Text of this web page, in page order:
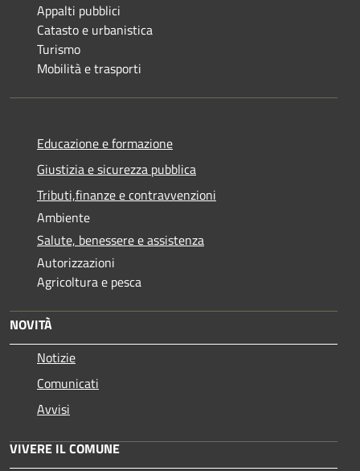
Appalti pubblici
Catasto e urbanistica
Turismo
Mobilità e trasporti
Educazione e formazione
Giustizia e sicurezza pubblica
Tributi,finanze e contravvenzioni
Ambiente
Salute, benessere e assistenza
Autorizzazioni
Agricoltura e pesca
NOVITÀ
Notizie
Comunicati
Avvisi
VIVERE IL COMUNE